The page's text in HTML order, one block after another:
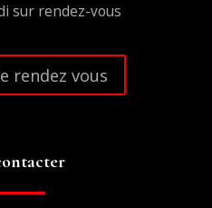
sur rendez-vous
rendez vous